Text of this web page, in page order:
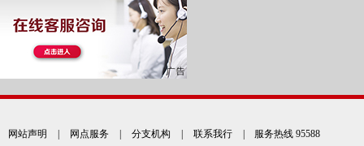
网站声明 网点服务 分支机构 联系我行 | 服务热线 95588